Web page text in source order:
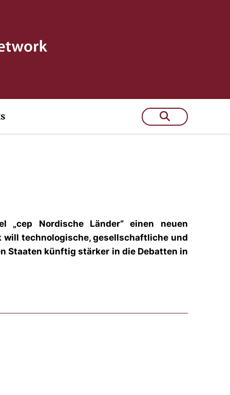
„cep Nordische Länder“ einen neuen
will technologische, gesellschaftliche und
Staaten künftig stärker in die Debatten in